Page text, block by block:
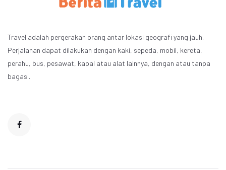
Travel adalah pergerakan orang antar lokasi geografi yang jauh.
Perjalanan dapat dilakukan dengan kaki, sepeda, mobil, kereta,
perahu, bus, pesawat, kapal atau alat lainnya, dengan atau tanpa
bagasi.